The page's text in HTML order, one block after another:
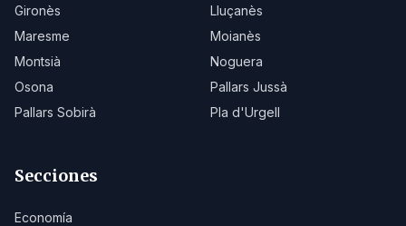
Gironès
Lluçanès
Maresme
Moianès
Montsià
Noguera
Osona
Pallars Jussà
Pallars Sobirà
Pla d'Urgell
Secciones
Economía